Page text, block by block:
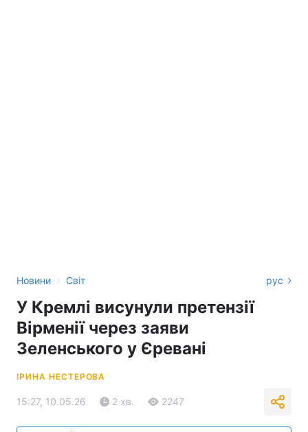
Новини › Світ рус
У Кремлі висунули претензії
Вірменії через заяви
Зеленського у Єревані
ІРИНА НЕСТЕРОВА
15:27, 10.05.26 2 хв. 2247